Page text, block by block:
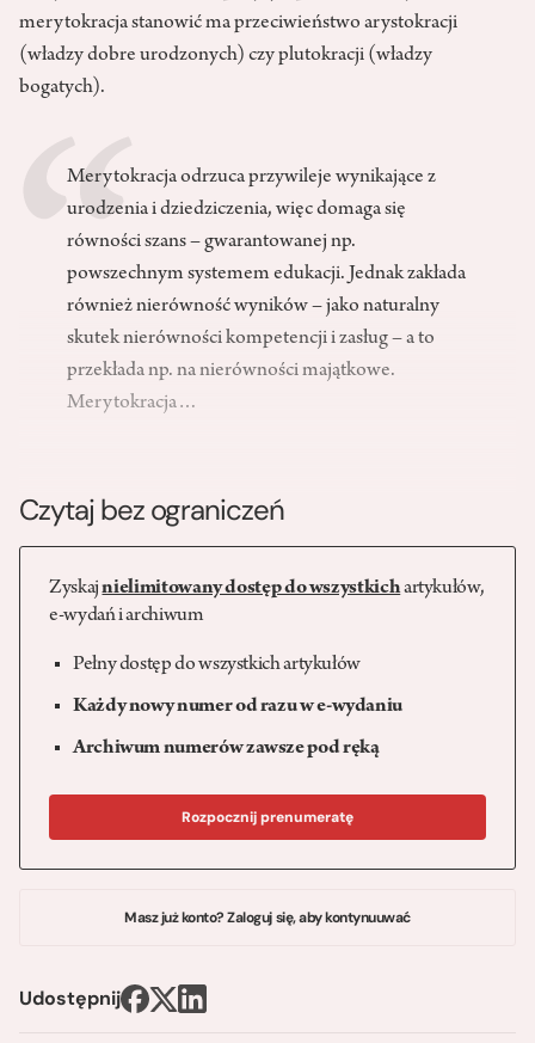
merytokracja stanowić ma przeciwieństwo arystokracji
(władzy dobre urodzonych) czy plutokracji (władzy
bogatych).
Merytokracja odrzuca przywileje wynikające z
urodzenia i dziedziczenia, więc domaga się
równości szans – gwarantowanej np.
powszechnym systemem edukacji. Jednak zakłada
również nierówność wyników – jako naturalny
skutek nierówności kompetencji i zasług – a to
przekłada np. na nierówności majątkowe.
Merytokracja…
Czytaj bez ograniczeń
Zyskajnielimitowany dostęp do wszystkichartykułów,
e-wydań i archiwum
Pełny dostęp do wszystkich artykułów
Każdy nowy numer od razu w e-wydaniu
Archiwum numerów zawsze pod ręką
Rozpocznij prenumeratę
Masz już konto? Zaloguj się, aby kontynuuwać
Udostępnij